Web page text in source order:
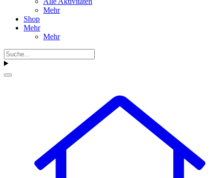
Mehr
Shop
Mehr
Mehr